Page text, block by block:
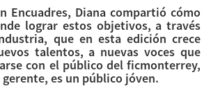
Encuadres, Diana compartió cómo
lograr estos objetivos, a través
que en esta edición crece
talentos, a nuevas voces que
con el público del ficmonterrey,
es un público jóven.